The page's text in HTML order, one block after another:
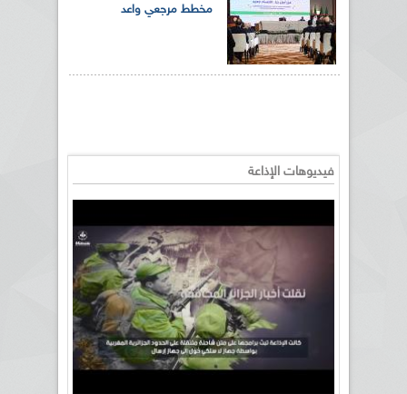
مخطط مرجعي واعد
فيديوهات الإذاعة